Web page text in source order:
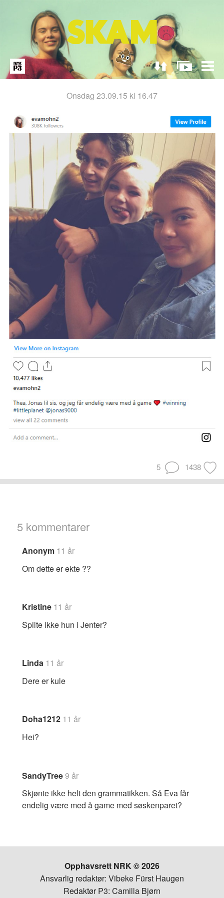
onsdag 23.09.15 kl 16.47
5 1438
5 kommentarer
Anonym 11 år
Om dette er ekte ??
Kristine 11 år
Spilte ikke hun i Jenter?
Linda 11 år
Dere er kule
Doha1212 11 år
Hei?
SandyTree9 år
Skjønte ikke helt den grammatikken. Så Eva får
endelig være med å game med søskenparet?
Opphavsrett NRK © 2026
Ansvarlig redaktør: Vibeke Fürst Haugen
Redaktør P3: Camilla Bjørn